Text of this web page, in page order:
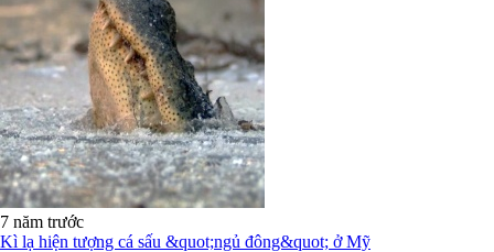
7 năm trước
Kì lạ hiện tượng cá sấu &quot;ngủ đông&quot; ở Mỹ